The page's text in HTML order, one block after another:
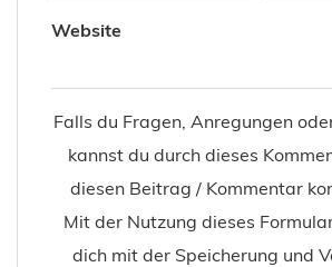
Website
Falls du Fragen, Anregungen
kannst du durch dieses
diesen Beitrag / Kommentar
Mit der Nutzung dieses
dich mit der Speicherung und